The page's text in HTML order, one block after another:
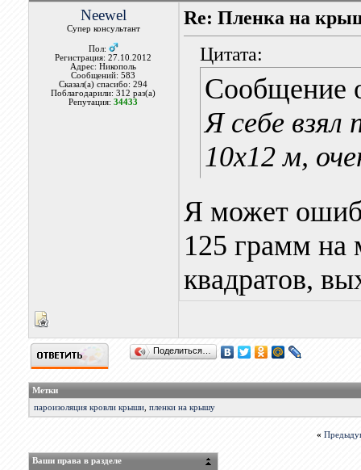
Neewel
Супер консультант
Пол:
Регистрация: 27.10.2012
Адрес: Никополь
Сообщений: 583
Сказал(а) спасибо: 294
Поблагодарили: 312 раз(а)
Репутация:34433
Re: Пленка на
Цитата:
Сообщение
Я себе
10х12 м,
Я может
125 грамм на
квадратов,
Поделиться…
Метки
пароизоляция кровли крыши, пленки на крышу
«
Ваши права в разделе